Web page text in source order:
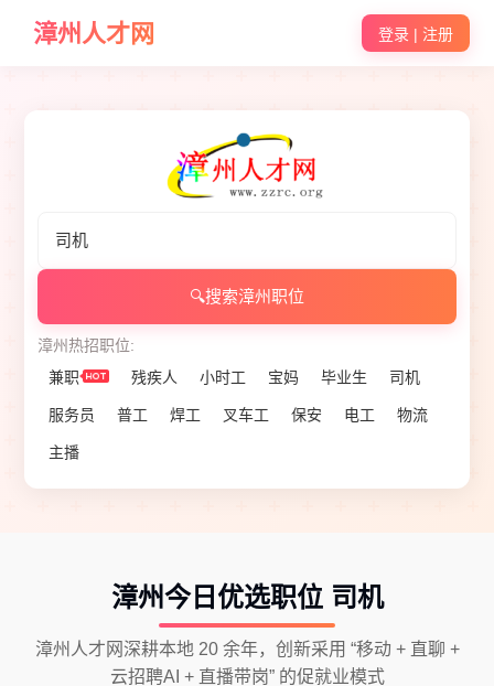
漳州人才网 登录 | 注册
🔍搜索漳州职位
漳州热招职位:
兼职
残疾人 小时工 宝妈 毕业生 司机
服务员 普工 焊工 叉车工 保安 电工 物流
主播
漳州今日优选职位 司机
漳州人才网深耕本地 20 余年，创新采用 “移动 + 直聊 +
云招聘AI + 直播带岗” 的促就业模式